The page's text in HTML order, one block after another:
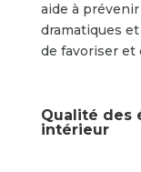
aide à
dramatiques
de favoriser et
Qualité des
intérieur